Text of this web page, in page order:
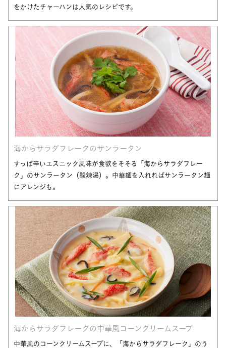
をかけたチャーハンは人気のレシピです。
海からサラダフレークのサンラータン
すっぱ辛いエスニック風味が食欲をそそる「海からサラダフレー
ク」のサンラータン（酸辣湯）。中華麺を入れればサンラータン麺
にアレンジも。
海からサラダフレークの中華風コーンクリームスープ
中華風のコーンクリームスープに、「海からサラダフレーク」のう